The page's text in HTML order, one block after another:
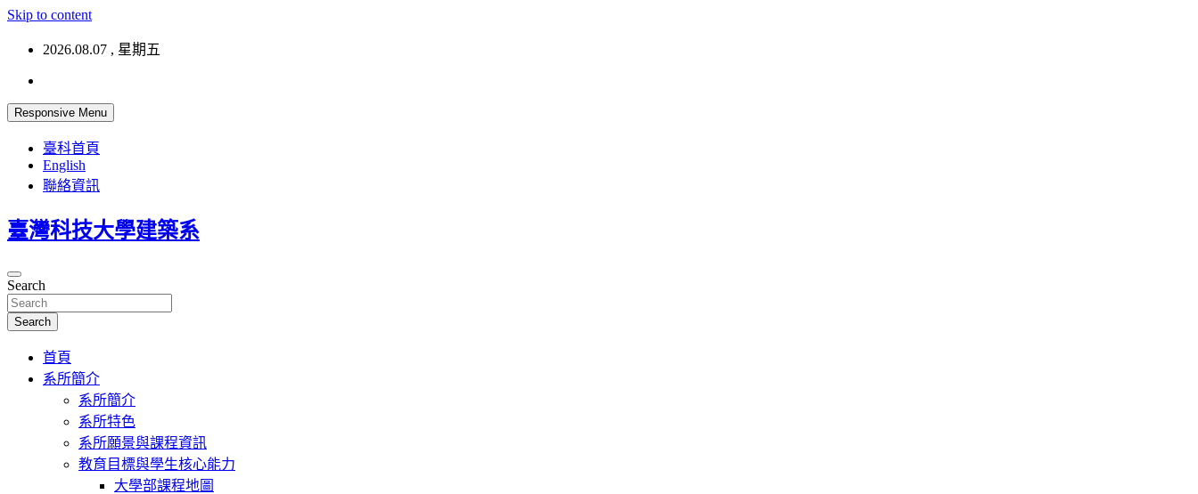
Skip to content
2026.08.07 , 星期五
Responsive Menu
臺科首頁
English
聯絡資訊
臺灣科技大學建築系
Search
Search
首頁
系所簡介
系所簡介
系所特色
系所願景與課程資訊
教育目標與學生核心能力
大學部課程地圖